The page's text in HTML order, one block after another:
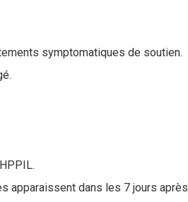
symptomatiques de soutien.
apparaissent dans les 7 jours après